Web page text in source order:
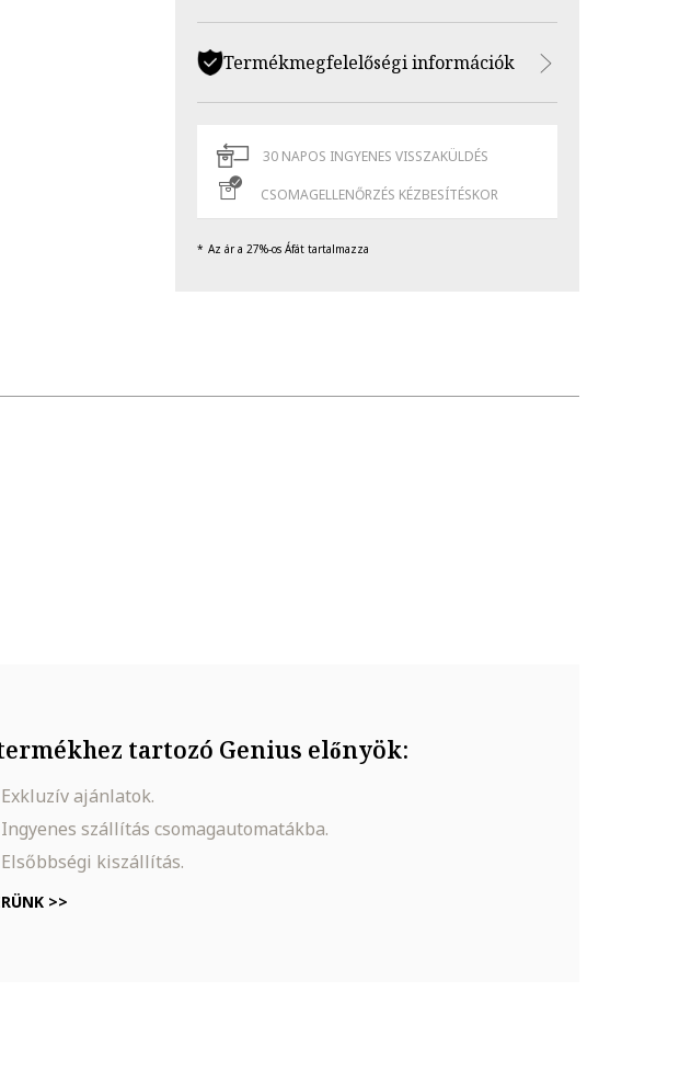
Termékmegfelelőségi információk
30 NAPOS INGYENES VISSZAKÜLDÉS
CSOMAGELLENŐRZÉS KÉZBESÍTÉSKOR
Az ár a 27%-os Áfát tartalmazza
tartozó Genius előnyök:
Exkluzív ajánlatok.
Ingyenes szállítás csomagautomatákba.
Elsőbbségi kiszállítás.
>>